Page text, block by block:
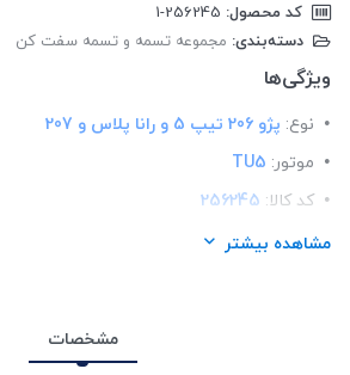
کد محصول:
دسته‌بندی: مجموعه تسمه و تسمه سفت کن
ویژگی‌ها
نوع: پژو 206 تیپ 5 و رانا پلاس و 207
موتور: TU5
کد کالا: 256245
لیست محصولات:
مشاهده بیشتر
مشخصات